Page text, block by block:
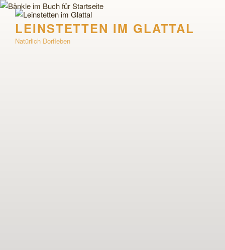
Zum
Inhalt
springenLEINSTETTEN IM GLATTAL
Natürlich Dorfleben